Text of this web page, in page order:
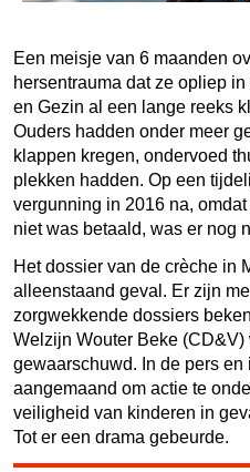
Een meisje van 6 maanden
hersentrauma dat ze opliep
en Gezin al een lange reeks
Ouders hadden onder meer
klappen kregen, ondervoed
plekken hadden. Op een
vergunning in 2016 na,
niet was betaald, was er nog
Het dossier van de crèche in
alleenstaand geval. Er zijn
zorgwekkende dossiers
Welzijn Wouter Beke (CD&V)
gewaarschuwd. In de pers
aangemaand om actie te
veiligheid van kinderen in
Tot er een drama gebeurde.